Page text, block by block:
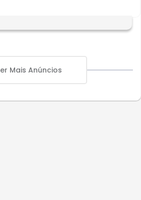
Mais Anúncios